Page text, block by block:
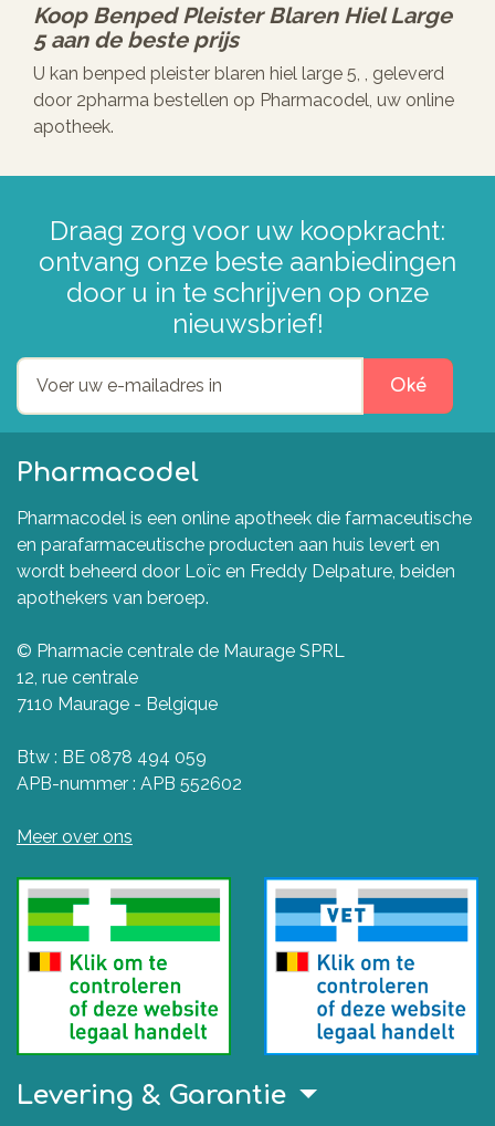
Koop Benped Pleister Blaren Hiel Large
5aan de beste prijs
U kan benped pleister blaren hiel large 5, , geleverd
door 2pharma bestellen op Pharmacodel, uw online
apotheek.
Draag zorg voor uw koopkracht:
ontvang onze beste aanbiedingen
door u in te schrijven op onze
nieuwsbrief!
Oké
Pharmacodel
Pharmacodel is een online apotheek die farmaceutische
en parafarmaceutische producten aan huis levert en
wordt beheerd door Loïc en Freddy Delpature, beiden
apothekers van beroep.
© Pharmacie centrale de Maurage SPRL
12, rue centrale
7110 Maurage - Belgique
Btw : BE 0878 494 059
APB-nummer : APB 552602
Meer over ons
Levering & Garantie